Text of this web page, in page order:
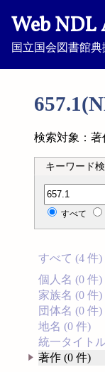
Web
国立国会図書館
検索対象：著
キーワード
分類記号検索
すべて
すべて (4 件)
個人名 (0 件)
家族名 (0 件)
団体名 (0 件)
地名 (0 件)
統一タイト
著作 (0 件)